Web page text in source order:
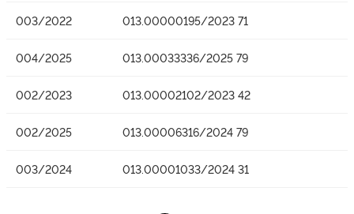
003/2022 013.00000195/2023 71
004/2025 013.00033336/2025 79
002/2023 013.00002102/2023 42
002/2025 013.00006316/2024 79
003/2024 013.00001033/2024 31